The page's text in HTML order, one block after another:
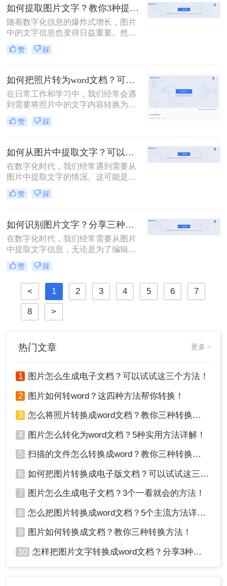
不仅提高了文字的可编辑性，还便于
进行格式设置、复制粘贴和打印等操
作。那么图片如何转文字到word文档
呢？下面是将图片中的文字转换为
Word文档的详细步骤与指南。
如何提取图片文字？教你3种提取图片文字的方法
随着数字化信息的爆炸式增长，图片
中的文字信息也变得日益重要。然
而，传统的复制粘贴方法无法直接应
用于图片中的文字。幸运的是，技术
取文字的方法。那么如何提取图片文
字呢？本文将介绍三种实用的图片文
字提取方法。
赞 踩
如何把照片转为word文档？可以试试这三个方法！
在日常工作和学习中，我们经常会遇
到需要将照片中的文字内容转换为可
编辑的Word文档的情况。这可能是因
为照片中的文字信息对我们非常重
享。那么如何把照片转为word文档
呢？下面，我将详细介绍几种将照片
转为Word文档的方法，并给出具体的
操作步骤。
赞 踩
如何从图片中提取文字？可以试试这二个方法！
在数字化时代，我们经常遇到需要从
图片中提取文字的情况。这可能是为
了编辑、复制或分享图片中的文本信
息。然而，图片中的文字往往无法直
有挑战性的任务。那么如何从图片中
提取文字呢？本文将介绍几种实用的
方法，帮助您从图片中提取文字。
赞 踩
如何识别图片文字？分享三种识别方法！
在数字化时代，我们经常需要从图片
中提取文字信息，无论是为了编辑、
搜索还是分享。那么如何识别图片文
字呢？本文将介绍三种识别图片文字
的方法，帮助您轻松应对这一需求。
赞 踩
< 1 2 3 4 5 6 7
8 >
热门文章 更多 >
1 图片怎么生成电子文档？可以试试这三个方法！
2 图片如何转word？这四种方法帮你转换！
3 怎么将照片转换成word文档？教你三种转换方法！
4 图片怎么转化为word文档？5种实用方法详解！
5 扫描的文件怎么转换成word？教你三种转换方法！
6 如何把图片转换成电子版文档？可以试试这三个方法！
7 图片怎么生成电子文档？3个一看就会的方法！
8 怎么把图片转换成word文档？5个主流方法详解！
9 图片如何转换成文档？教你三种转换方法！
10 怎样把图片文字转换成word文档？分享3种简单方法，1秒搞定！